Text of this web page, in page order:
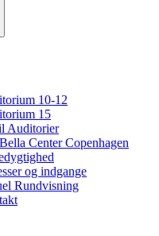
10-12
15
Auditorier
Center Copenhagen
og indgange
Rundvisning